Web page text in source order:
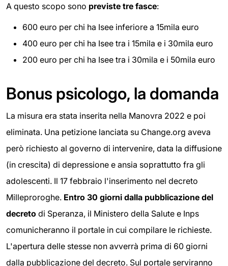
A questo scopo sono previste tre fasce:
600 euro per chi ha Isee inferiore a 15mila euro
400 euro per chi ha Isee tra i 15mila e i 30mila euro
200 euro per chi ha Isee tra i 30mila e i 50mila euro
Bonus psicologo, la domanda
La misura era stata inserita nella Manovra 2022 e poi
eliminata. Una petizione lanciata su Change.org aveva
però richiesto al governo di intervenire, data la diffusione
(in crescita) di depressione e ansia soprattutto fra gli
adolescenti. Il 17 febbraio l'inserimento nel decreto
Milleproroghe. Entro 30 giorni dalla pubblicazione del
decreto di Speranza, il Ministero della Salute e Inps
comunicheranno il portale in cui compilare le richieste.
L'apertura delle stesse non avverrà prima di 60 giorni
dalla pubblicazione del decreto. Sul portale serviranno